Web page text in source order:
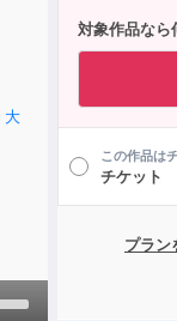
大
対象作品なら
この作品は
チケット
プラン